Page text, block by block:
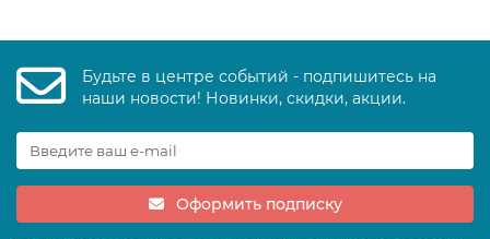
Будьте в центре событий - подпишитесь на
наши новости! Новинки, скидки, акции.
Оформить подписку